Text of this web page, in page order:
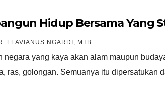
Hidup Bersama Yang
FLAVIANUS NGARDI, MTB
negara yang kaya akan alam maupun
ras, golongan. Semuanya itu dipersatukan